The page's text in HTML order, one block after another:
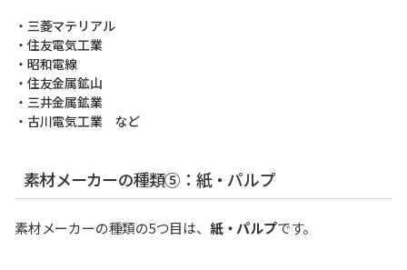
・三菱マテリアル
・住友電気工業
・昭和電線
・住友金属鉱山
・三井金属鉱業
・古川電気工業 など
素材メーカーの種類⑤：紙・パルプ
素材メーカーの種類の5つ目は、 紙・パルプです。